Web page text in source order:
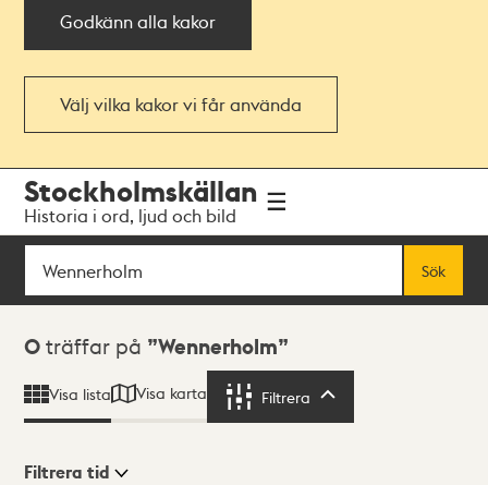
Godkänn alla kakor
Välj vilka kakor vi får använda
navigationen
huvudinnehållet
Stockholmskällan
Historia i ord, ljud och bild
Sök
Sök
Sökresultat
0 träffar på Wennerholm
Visa lista Visa karta Filtrera
Filtrera tid